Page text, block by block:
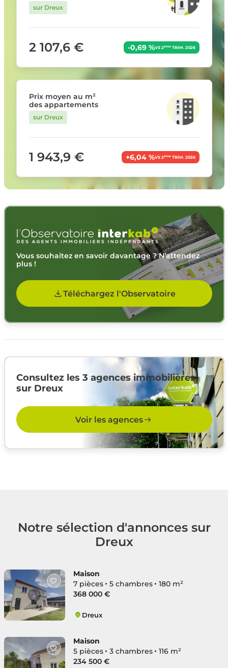
sur Dreux
2 107,6 € -0,69 %VS 2èmeTRIM. 2026
Prix moyen au m²
des appartements
sur Dreux
1 943,9 € +6,04 %VS 2èmeTRIM. 2026
Vous souhaitez en savoir davantage ? N’attendez
plus !
Téléchargez l'Observatoire
Consultez les 3 agences immobilières
sur Dreux
Voir les agences
Notre sélection d'annonces sur
Dreux
Maison
7 pièces
5 chambres
180 m²
368 000 €
Dreux
Maison
5 pièces
3 chambres
116 m²
234 500 €